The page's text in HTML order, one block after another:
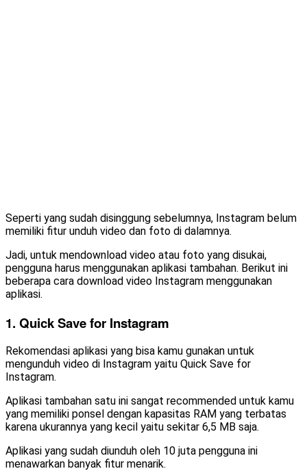
Seperti yang sudah disinggung sebelumnya, Instagram belum
memiliki fitur unduh video dan foto di dalamnya.
Jadi, untuk mendownload video atau foto yang disukai,
pengguna harus menggunakan aplikasi tambahan. Berikut ini
beberapa cara download video Instagram menggunakan
aplikasi.
1. Quick Save for Instagram
Rekomendasi aplikasi yang bisa kamu gunakan untuk
mengunduh video di Instagram yaitu Quick Save for
Instagram.
Aplikasi tambahan satu ini sangat recommended untuk kamu
yang memiliki ponsel dengan kapasitas RAM yang terbatas
karena ukurannya yang kecil yaitu sekitar 6,5 MB saja.
Aplikasi yang sudah diunduh oleh 10 juta pengguna ini
menawarkan banyak fitur menarik.